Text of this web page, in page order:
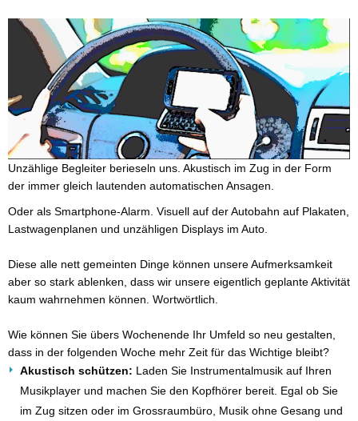
Unzählige Begleiter berieseln uns. Akustisch im Zug in der Form
der immer gleich lautenden automatischen Ansagen.
Oder als Smartphone-Alarm. Visuell auf der Autobahn auf Plakaten,
Lastwagenplanen und unzähligen Displays im Auto.
Diese alle nett gemeinten Dinge können unsere Aufmerksamkeit
aber so stark ablenken, dass wir unsere eigentlich geplante Aktivität
kaum wahrnehmen können. Wortwörtlich.
Wie können Sie übers Wochenende Ihr Umfeld so neu gestalten,
dass in der folgenden Woche mehr Zeit für das Wichtige bleibt?
Akustisch schützen: Laden Sie Instrumentalmusik auf Ihren
Musikplayer und machen Sie den Kopfhörer bereit. Egal ob Sie
im Zug sitzen oder im Grossraumbüro, Musik ohne Gesang und